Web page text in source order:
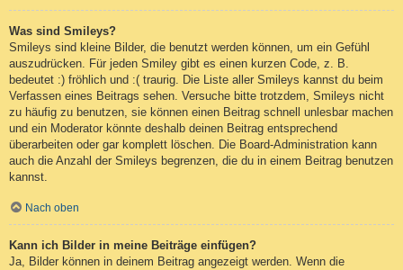
Was sind Smileys?
Smileys sind kleine Bilder, die benutzt werden können, um ein Gefühl
auszudrücken. Für jeden Smiley gibt es einen kurzen Code, z. B.
bedeutet :) fröhlich und :( traurig. Die Liste aller Smileys kannst du beim
Verfassen eines Beitrags sehen. Versuche bitte trotzdem, Smileys nicht
zu häufig zu benutzen, sie können einen Beitrag schnell unlesbar machen
und ein Moderator könnte deshalb deinen Beitrag entsprechend
überarbeiten oder gar komplett löschen. Die Board-Administration kann
auch die Anzahl der Smileys begrenzen, die du in einem Beitrag benutzen
kannst.
Nach oben
Kann ich Bilder in meine Beiträge einfügen?
Ja, Bilder können in deinem Beitrag angezeigt werden. Wenn die